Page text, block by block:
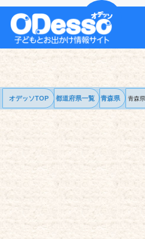
オデッソTOP 都道府県一覧 青森県 青森